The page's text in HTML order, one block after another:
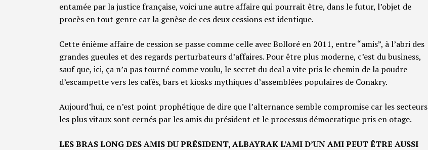
entamée par la justice française, voici une autre affaire qui pourrait être, dans le futur, l’objet de
procès en tout genre car la genèse de ces deux cessions est identique.
Cette énième affaire de cession se passe comme celle avec Bolloré en 2011, entre “amis”, à l’abri des
grandes gueules et des regards perturbateurs d’affaires. Pour être plus moderne, c’est du business,
sauf que, ici, ça n’a pas tourné comme voulu, le secret du deal a vite pris le chemin de la poudre
d’escampette vers les cafés, bars et kiosks mythiques d’assemblées populaires de Conakry.
Aujourd’hui, ce n’est point prophétique de dire que l’alternance semble compromise car les secteurs
les plus vitaux sont cernés par les amis du président et le processus démocratique pris en otage.
LES BRAS LONG DES AMIS DU PRÉSIDENT, ALBAYRAK L’AMI D’UN AMI PEUT ÊTRE AUSSI